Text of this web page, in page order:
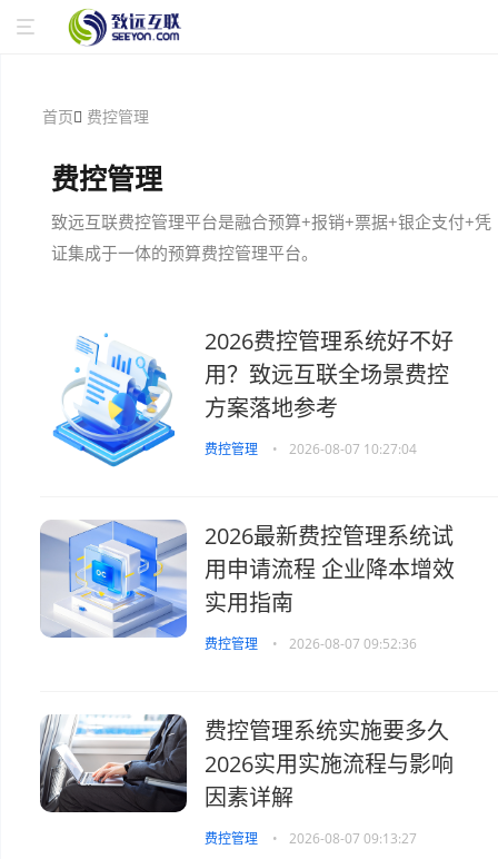
首页 费控管理
费控管理
致远互联费控管理平台是融合预算+报销+票据+银企支付+凭
证集成于一体的预算费控管理平台。
2026费控管理系统好不好
用？致远互联全场景费控
方案落地参考
费控管理 • 2026-08-07 10:27:04
2026最新费控管理系统试
用申请流程 企业降本增效
实用指南
费控管理 • 2026-08-07 09:52:36
费控管理系统实施要多久
2026实用实施流程与影响
因素详解
费控管理 • 2026-08-07 09:13:27